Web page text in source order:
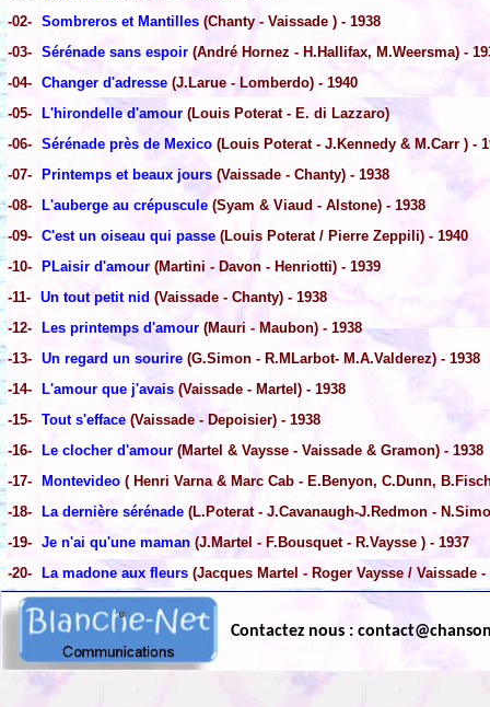
-02- Sombreros et Mantilles (Chanty - Vaissade ) - 1938
-03- Sérénade sans espoir (André Hornez - H.Hallifax, M.Weersma) -
-04- Changer d'adresse (J.Larue - Lomberdo) - 1940
-05- L'hirondelle d'amour (Louis Poterat - E. di Lazzaro)
-06- Sérénade près de Mexico (Louis Poterat - J.Kennedy & M.Carr ) -
-07- Printemps et beaux jours (Vaissade - Chanty) - 1938
-08- L'auberge au crépuscule (Syam & Viaud - Alstone) - 1938
-09- C'est un oiseau qui passe (Louis Poterat / Pierre Zeppili) - 1940
-10- PLaisir d'amour (Martini - Davon - Henriotti) - 1939
-11- Un tout petit nid (Vaissade - Chanty) - 1938
-12- Les printemps d'amour (Mauri - Maubon) - 1938
-13- Un regard un sourire (G.Simon - R.MLarbot- M.A.Valderez) - 1938
-14- L'amour que j'avais (Vaissade - Martel) - 1938
-15- Tout s'efface (Vaissade - Depoisier) - 1938
-16- Le clocher d'amour (Martel & Vaysse - Vaissade & Gramon) - 1938
-17- Montevideo ( Henri Varna & Marc Cab - E.Benyon, C.Dunn,
-18- La dernière sérénade (L.Poterat - J.Cavanaugh-J.Redmon -
-19- Je n'ai qu'une maman (J.Martel - F.Bousquet - R.Vaysse ) - 1937
-20- La madone aux fleurs (Jacques Martel - Roger Vaysse / Vaissade -
Contactez nous :